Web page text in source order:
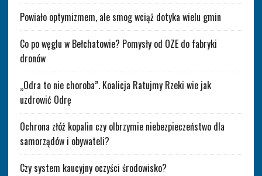
Powiało optymizmem, ale smog wciąż dotyka wielu gmin
Co po węglu w Bełchatowie? Pomysły od OZE do fabryki
dronów
„Odra to nie choroba”. Koalicja Ratujmy Rzeki wie jak
uzdrowić Odrę
Ochrona złóż kopalin czy olbrzymie niebezpieczeństwo dla
samorządów i obywateli?
Czy system kaucyjny oczyści środowisko?